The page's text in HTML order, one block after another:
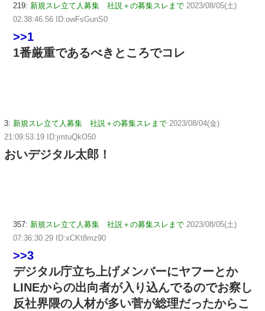
219: 新規スレ立て人募集 社説＋の募集スレまで 2023/08/05(土)
02:38:46.56 ID:owFsGunS0
>>1
1番厳重であるべきところでコレ
3: 新規スレ立て人募集 社説＋の募集スレまで 2023/08/04(金)
21:09:53.19 ID:jmtuQkO50
おいデジタル太郎！
357: 新規スレ立て人募集 社説＋の募集スレまで 2023/08/05(土)
07:36:30.29 ID:xCKt8mz90
>>3
デジタル庁立ち上げメンバーにヤフーとか
LINEからの出向者が入り込んでるのでお察し
反社界隈の人材が多い菅が総理だったからこ